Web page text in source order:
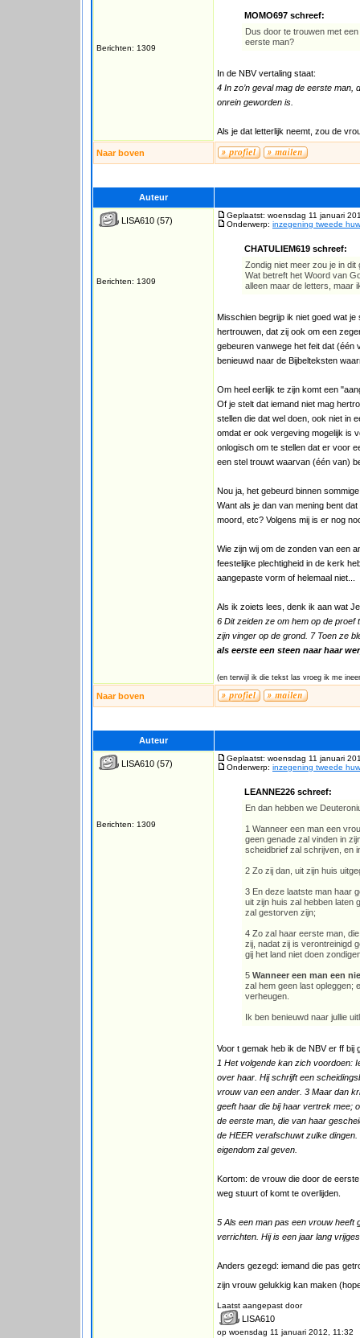
Berichten: 1309
MOMO697 schreef:
Dus door te trouwen met
eerste man?
In de NBV vertaling staat:
4 In zo’n geval mag de eerste
onrein geworden is.
Als je dat letterlijk neemt, zou de
Naar boven
Auteur
LISA610 (57)
Berichten: 1309
Geplaatst: woensdag 11 januari
Onderwerp: inzegening tweede
CHATULIEM619 schreef:
Zondig niet meer zou je in
Wat betreft het Woord van
alleen maar de letters, maar
Misschien begrijp ik niet goed wat
hertrouwen, dat zij ook om een
gebeuren vanwege het feit dat (één
benieuwd naar de Bijbelteksten
Om heel eerlijk te zijn komt een
Of je stelt dat iemand niet mag
stellen die dat wel doen, ook niet in
omdat er ook vergeving mogelijk is
onlogisch om te stellen dat er voor
een stel trouwt waarvan (één van)
Nou ja, het gebeurd binnen
Want als je dan van mening bent
moord, etc? Volgens mij is er nog
Wie zijn wij om de zonden van een
feestelijke plechtigheid in de kerk
aangepaste vorm of helemaal niet...
Als ik zoiets lees, denk ik aan wat
6 Dit zeiden ze om hem op de
zijn vinger op de grond. 7 Toen ze
als eerste een steen naar haar
(en terwijl ik die tekst las vroeg ik me
Naar boven
Auteur
LISA610 (57)
Berichten: 1309
Geplaatst: woensdag 11 januari
Onderwerp: inzegening tweede
LEANNE226 schreef:
En dan hebben we
1 Wanneer een man een
geen genade zal vinden in
scheidbrief zal schrijven, en
2 Zo zij dan, uit zijn huis
3 En deze laatste man haar
uit zijn huis zal hebben laten
zal gestorven zijn;
4 Zo zal haar eerste man,
zij, nadat zij is verontreinigd
gij het land niet doen
5 Wanneer een man een
zal hem geen last opleggen;
verheugen.
Ik ben benieuwd naar jullie
Voor t gemak heb ik de NBV er ff bij
1 Het volgende kan zich voordoen:
over haar. Hij schrijft een
vrouw van een ander. 3 Maar dan
geeft haar die bij haar vertrek mee;
de eerste man, die van haar
de HEER verafschuwt zulke
eigendom zal geven.
Kortom: de vrouw die door de
weg stuurt of komt te overlijden.
5 Als een man pas een vrouw heeft
verrichten. Hij is een jaar lang
Anders gezegd: iemand die pas
zijn vrouw gelukkig kan maken
Laatst aangepast door
LISA610
op woensdag 11 januari 2012, 11:32